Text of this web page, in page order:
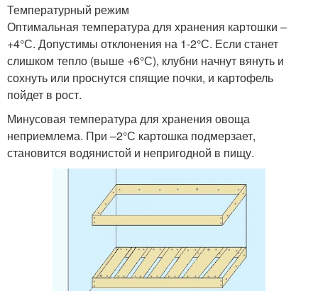
Температурный режим
Оптимальная температура для хранения картошки –
+4°С. Допустимы отклонения на 1-2°С. Если станет
слишком тепло (выше +6°С), клубни начнут вянуть и
сохнуть или проснутся спящие почки, и картофель
пойдет в рост.
Минусовая температура для хранения овоща
неприемлема. При –2°С картошка подмерзает,
становится водянистой и непригодной в пищу.